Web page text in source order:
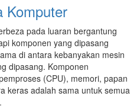
Komputer
pada luaran bergantung
komponen yang dipasang
di antara kebanyakan mesin
dipasang. Komponen
(CPU), memori, papan
keras adalah sama untuk semua